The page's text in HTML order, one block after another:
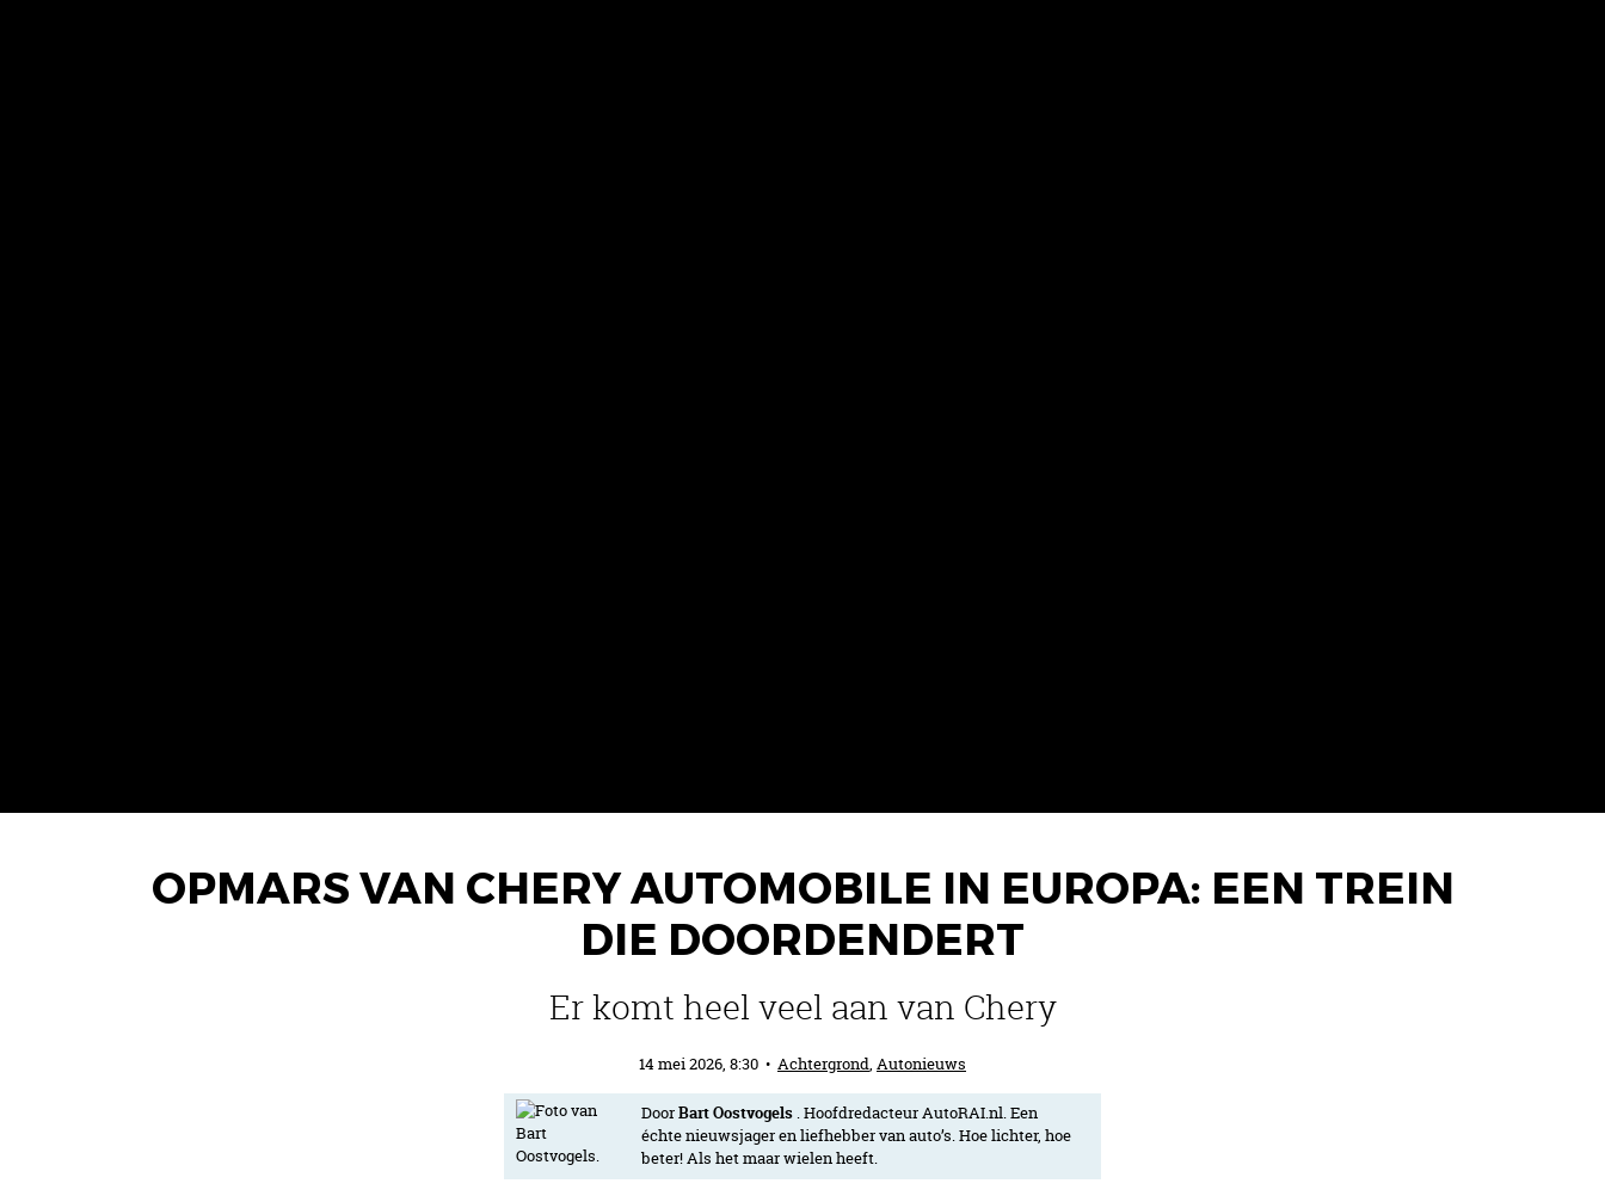
OPMARS VAN CHERY AUTOMOBILE IN EUROPA: EEN TREIN
DIE DOORDENDERT
Er komt heel veel aan van Chery
14 mei 2026, 8:30 • Achtergrond, Autonieuws
DoorBart Oostvogels . Hoofdredacteur AutoRAI.nl. Een
échte nieuwsjager en liefhebber van auto’s. Hoe lichter, hoe
beter! Als het maar wielen heeft.